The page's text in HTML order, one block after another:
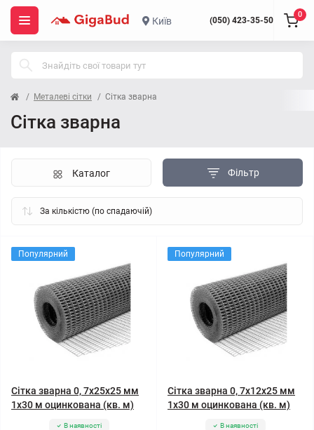
Київ (050) 423-35-50
0
Металеві сітки Сітка зварна
Сітка зварна
Фільтр
Каталог
Популярний
Сітка зварна 0, 7x25x25 мм
1x30 м оцинкована (кв. м)
В наявності
Популярний
Сітка зварна 0, 7x12x25 мм
1x30 м оцинкована (кв. м)
В наявності